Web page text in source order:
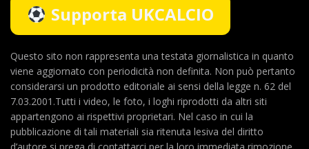
Supporta UKCALCIO
Questo sito non rappresenta una testata giornalistica in quanto
viene aggiornato con periodicità non definita. Non può pertanto
considerarsi un prodotto editoriale ai sensi della legge n. 62 del
7.03.2001.Tutti i video, le foto, i loghi riprodotti da altri siti
appartengono ai rispettivi proprietari. Nel caso in cui la
pubblicazione di tali materiali sia ritenuta lesiva del diritto